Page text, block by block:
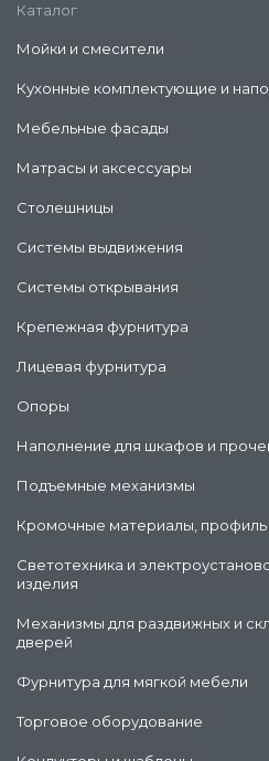
Каталог
Мойки и смесители
Кухонные комплектующие и
Мебельные фасады
Матрасы и аксессуары
Столешницы
Системы выдвижения
Системы открывания
Крепежная фурнитура
Лицевая фурнитура
Опоры
Наполнение для шкафов и
Подъемные механизмы
Кромочные материалы, профиль
Светотехника и
изделия
Механизмы для раздвижных и
дверей
Фурнитура для мягкой мебели
Торговое оборудование